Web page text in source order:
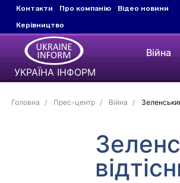
Контакти Про компанію
Відео новини
Керівництво
УКРАЇНА ІНФОРМ
Війна
Головна Прес-центр Війна